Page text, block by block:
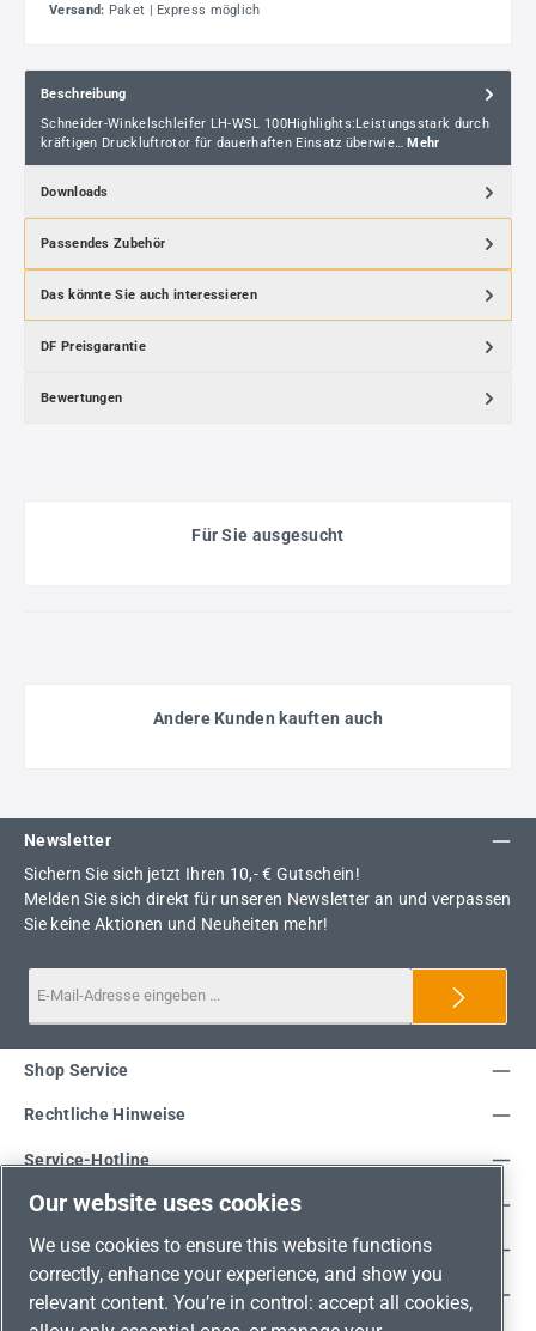
Versand: Paket | Express möglich
Beschreibung
Schneider-Winkelschleifer LH-WSL 100Highlights:Leistungsstark durch
kräftigen Druckluftrotor für dauerhaften Einsatz überwie… Mehr
Downloads
Passendes Zubehör
Das könnte Sie auch interessieren
DF Preisgarantie
Bewertungen
Für Sie ausgesucht
Andere Kunden kauften auch
Newsletter
Sichern Sie sich jetzt Ihren 10,- € Gutschein!
Melden Sie sich direkt für unseren Newsletter an und verpassen
Sie keine Aktionen und Neuheiten mehr!
Service-Hotline
Shop Service
Rechtliche Hinweise
Unsere Vorteile
Versandarten
Zahlungsarten
Our website uses cookies
We use cookies to ensure this website functions
correctly, enhance your experience, and show you
relevant content. You’re in control: accept all cookies,